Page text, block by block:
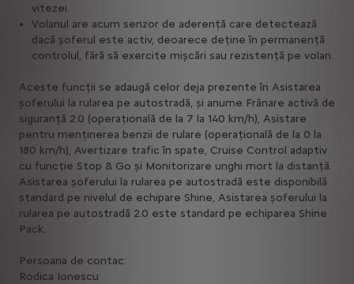
vitezei.
Volanul are acum senzor de aderență care detectează
dacă șoferul este activ, deoarece deține în permanență
controlul, fără să exercite mișcări sau rezistență pe volan.
Aceste funcții se adaugă celor deja prezente în Asistarea
șoferului la rularea pe autostradă, și anume Frânare activă de
siguranță 2.0 (operațională de la 7 la 140 km/h), Asistare
pentru menținerea benzii de rulare (operațională de la 0 la
180 km/h), Avertizare trafic în spate, Cruise Control adaptiv
cu funcție Stop & Go și Monitorizare unghi mort la distanță.
Asistarea șoferului la rularea pe autostradă este disponibilă
standard pe nivelul de echipare Shine, Asistarea șoferului la
rularea pe autostradă 2.0 este standard pe echiparea Shine
Pack.
Persoana de contac:
Rodica Ionescu